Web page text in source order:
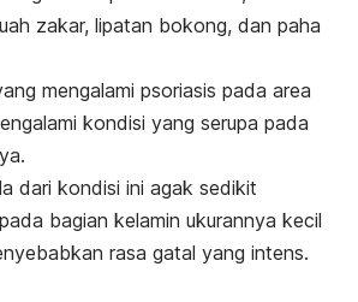
zakar, lipatan bokong, dan paha
mengalami psoriasis pada area
kondisi yang serupa pada
dari kondisi ini agak sedikit
bagian kelamin ukurannya kecil
rasa gatal yang intens.